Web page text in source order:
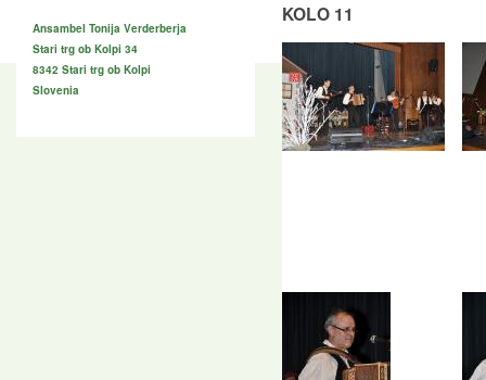
KOLO 11
Ansambel Tonija Verderberja
Stari trg ob Kolpi 34
8342 Stari trg ob Kolpi
Slovenia